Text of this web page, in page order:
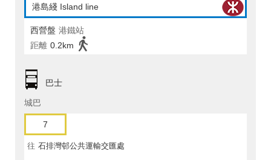
港島綫 Island line
西營盤 港鐵站
距離 0.2km
巴士
城巴
7
往 石排灣邨公共運輸交匯處